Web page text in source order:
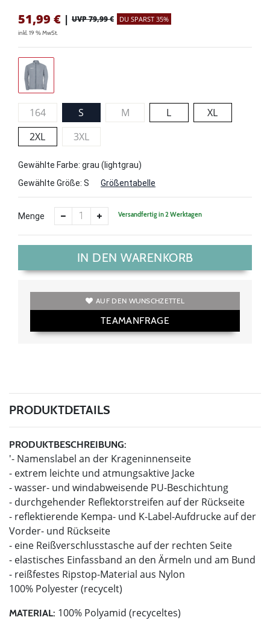
51,99 € | UVP 79,99 € DU SPARST 35%
inkl. 19 % MwSt.
164 S M L
XL
2XL
3XL
Gewählte Farbe: grau (lightgrau)
Gewählte Größe: S Größentabelle
Menge Versandfertig in 2 Werktagen
IN DEN WARENKORB
AUF DEN WUNSCHZETTEL
TEAMANFRAGE
PRODUKTDETAILS
PRODUKTBESCHREIBUNG:
'- Namenslabel an der Krageninnenseite
- extrem leichte und atmungsaktive Jacke
- wasser- und windabweisende PU-Beschichtung
- durchgehender Reflektorstreifen auf der Rückseite
- reflektierende Kempa- und K-Label-Aufdrucke auf der
Vorder- und Rückseite
- eine Reißverschlusstasche auf der rechten Seite
- elastisches Einfassband an den Ärmeln und am Bund
- reißfestes Ripstop-Material aus Nylon
100% Polyester (recycelt)
MATERIAL: 100% Polyamid (recyceltes)